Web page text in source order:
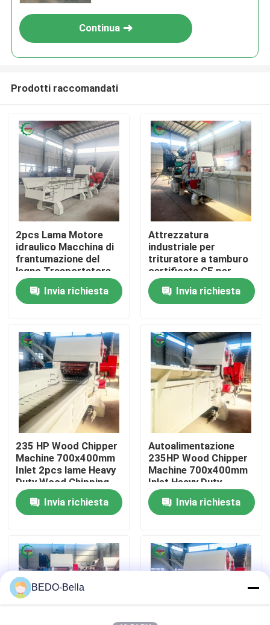
Casa.
Su di noi
Visita alla fabbrica
Controllo della qualità
Contattaci
Notizie
Macchina di legno dello sfibratore
Macchina di legno del frantoio
Continua
Prodotti raccomandati
2pcs Lama Motore
idraulico Macchina di
frantumazione del
legno Trasportatore
di alimentazione liscia
Tambo industriale tipo
trituratore
Invia richiesta
Attrezzatura
industriale per
trituratore a tamburo
certificata CE per
biomassa ad alta
capacità da 12-15 t /
Invia richiesta
235 HP Wood Chipper
Machine 700x400mm
Inlet 2pcs lame Heavy
Duty Wood Chipping
Drum Tipo di
triturazione
industriale
Invia richiesta
Autoalimentazione
235HP Wood Chipper
Machine 700x400mm
Inlet Heavy Duty
Chipping Industrial
Drum Shredder
Invia richiesta
BEDO-Bella